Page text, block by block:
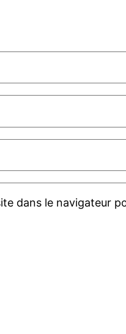
dans le navigateur